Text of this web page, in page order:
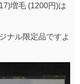
増毛 (1200円)は
ナル限定品ですよ